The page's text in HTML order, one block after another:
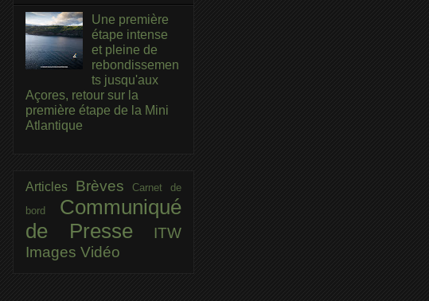
Une première
étape intense
et pleine de
rebondissemen
ts jusqu'aux
Açores, retour sur la
première étape de la Mini
Atlantique
Articles BrèvesCarnet de
bord Communiqué
de Presse
ITW
Images Vidéo